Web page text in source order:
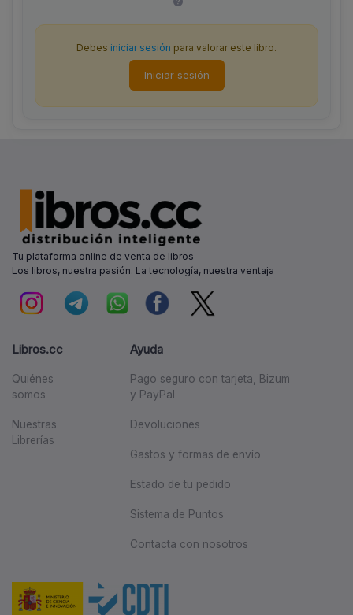
Debes iniciar sesión para valorar este libro.
Iniciar sesión
Tu plataforma online de venta de libros
Los libros, nuestra pasión. La tecnología, nuestra ventaja
Libros.cc
Quiénes
somos
Nuestras
Librerías
Ayuda
Pago seguro con tarjeta, Bizum
y PayPal
Devoluciones
Gastos y formas de envío
Estado de tu pedido
Sistema de Puntos
Contacta con nosotros